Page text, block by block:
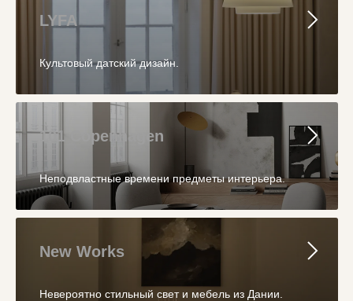
LYFA
Культовый датский дизайн.
101 Copenhagen
Неподвластные времени предметы интерьера.
New Works
Невероятно стильный свет и мебель из Дании.